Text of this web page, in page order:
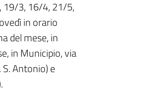
19/3, 16/4, 21/5,
in orario
del mese, in
in Municipio, via
Antonio) e